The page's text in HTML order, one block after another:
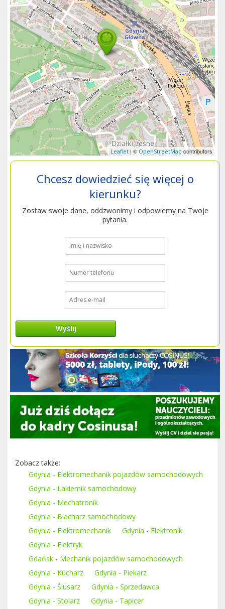
Leaflet| ©OpenStreetMapcontributors
Chcesz dowiedzieć się więcej o
kierunku?
Zostaw swoje dane, oddzwonimy i odpowiemy na Twoje
pytania.
Wyślij
Zobacz także:
Gdynia - Elektromechanik pojazdów samochodowych
Gdynia - Lakiernik samochodowy
Gdynia - Mechatronik
Gdynia - Blacharz samochodowy
Gdynia - Elektromechanik
Gdynia - Elektronik
Gdynia - Elektryk
Gdańsk - Mechanik pojazdów samochodowych
Gdynia - Kucharz
Gdynia - Piekarz
Gdynia - Ślusarz
Gdynia - Sprzedawca
Gdynia - Stolarz
Gdynia - Tapicer